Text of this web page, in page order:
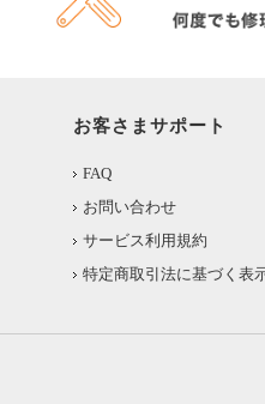
お客さまサポート
FAQ
お問い合わせ
サービス利用規約
特定商取引法に基づく表